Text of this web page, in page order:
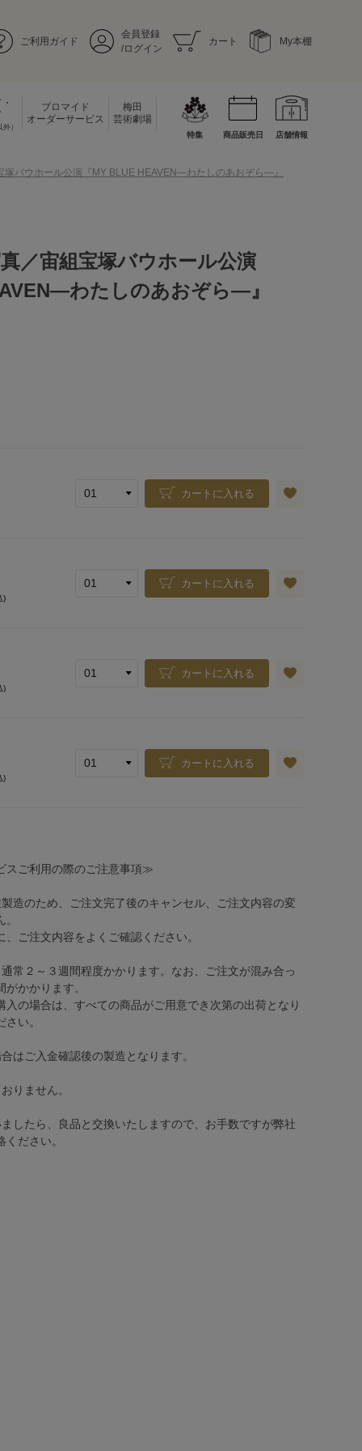
ご利用ガイド
会員登録
/ログイン
カート My本棚
）
ブロマイド
オーダーサービス
梅田
芸術劇場
特集 商品販売日 店舗情報
塚バウホール公演『MY BLUE HEAVEN―わたしのあおぞら―』
／宙組宝塚バウホール公演
わたしのあおぞら―』
カートに入れる
)
カートに入れる
)
カートに入れる
)
カートに入れる
スご利用の際のご注意事項≫
造のため、ご注文完了後のキャンセル、ご注文内容の変
ご注文内容をよくご確認ください。
常２～３週間程度かかります。なお、ご注文が混み合っ
かかります。
入の場合は、すべての商品がご用意でき次第の出荷となり
い。
はご入金確認後の製造となります。
りません。
したら、良品と交換いたしますので、お手数ですが弊社
ださい。